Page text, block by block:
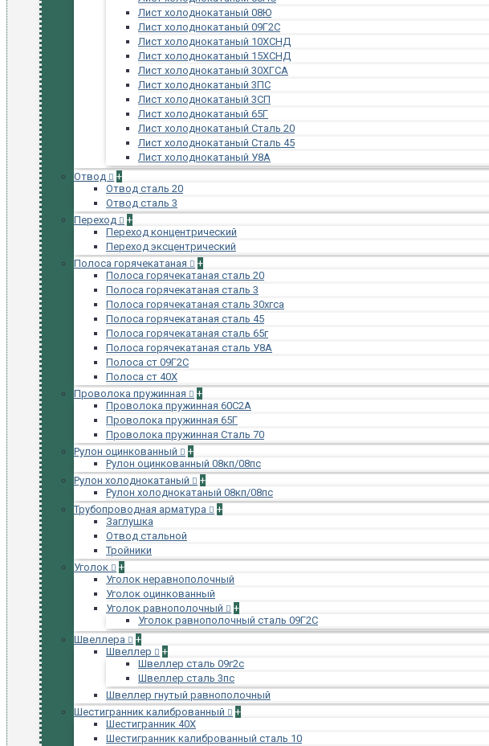
Лист холоднокатаный 08Ю
Лист холоднокатаный 09Г2С
Лист холоднокатаный 10ХСНД
Лист холоднокатаный 15ХСНД
Лист холоднокатаный 30ХГСА
Лист холоднокатаный 3ПС
Лист холоднокатаный 3СП
Лист холоднокатаный 65Г
Лист холоднокатаный Сталь 20
Лист холоднокатаный Сталь 45
Лист холоднокатаный У8А
Отвод
+
Отвод сталь 20
Отвод сталь 3
Переход
+
Переход концентрический
Переход эксцентрический
Полоса горячекатаная
+
Полоса горячекатаная сталь 20
Полоса горячекатаная сталь 3
Полоса горячекатаная сталь 30хгса
Полоса горячекатаная сталь 45
Полоса горячекатаная сталь 65г
Полоса горячекатаная сталь У8А
Полоса ст 09Г2С
Полоса ст 40Х
Проволока пружинная
+
Проволока пружинная 60С2А
Проволока пружинная 65Г
Проволока пружинная Сталь 70
Рулон оцинкованный
+
Рулон оцинкованный 08кп/08пс
Рулон холоднокатаный
+
Рулон холоднокатаный 08кп/08пс
Трубопроводная арматура
+
Заглушка
Отвод стальной
Тройники
Уголок
+
Уголок неравнополочный
Уголок оцинкованный
Уголок равнополочный
+
Уголок равнополочный сталь 09Г2С
Швеллера
+
Швеллер
+
Швеллер сталь 09г2с
Швеллер сталь 3пс
Швеллер гнутый равнополочный
Шестигранник калиброванный
+
Шестигранник 40Х
Шестигранник калиброванный сталь 10